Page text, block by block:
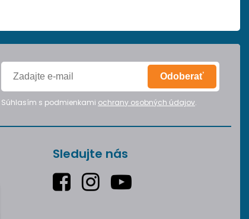
Odoberať
Súhlasím s podmienkami ochrany osobných údajov.
Sledujte nás